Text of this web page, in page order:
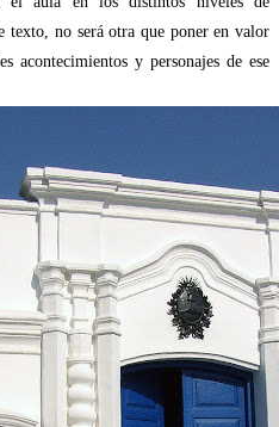
texto, no será otra que poner en valor
acontecimientos y personajes de ese